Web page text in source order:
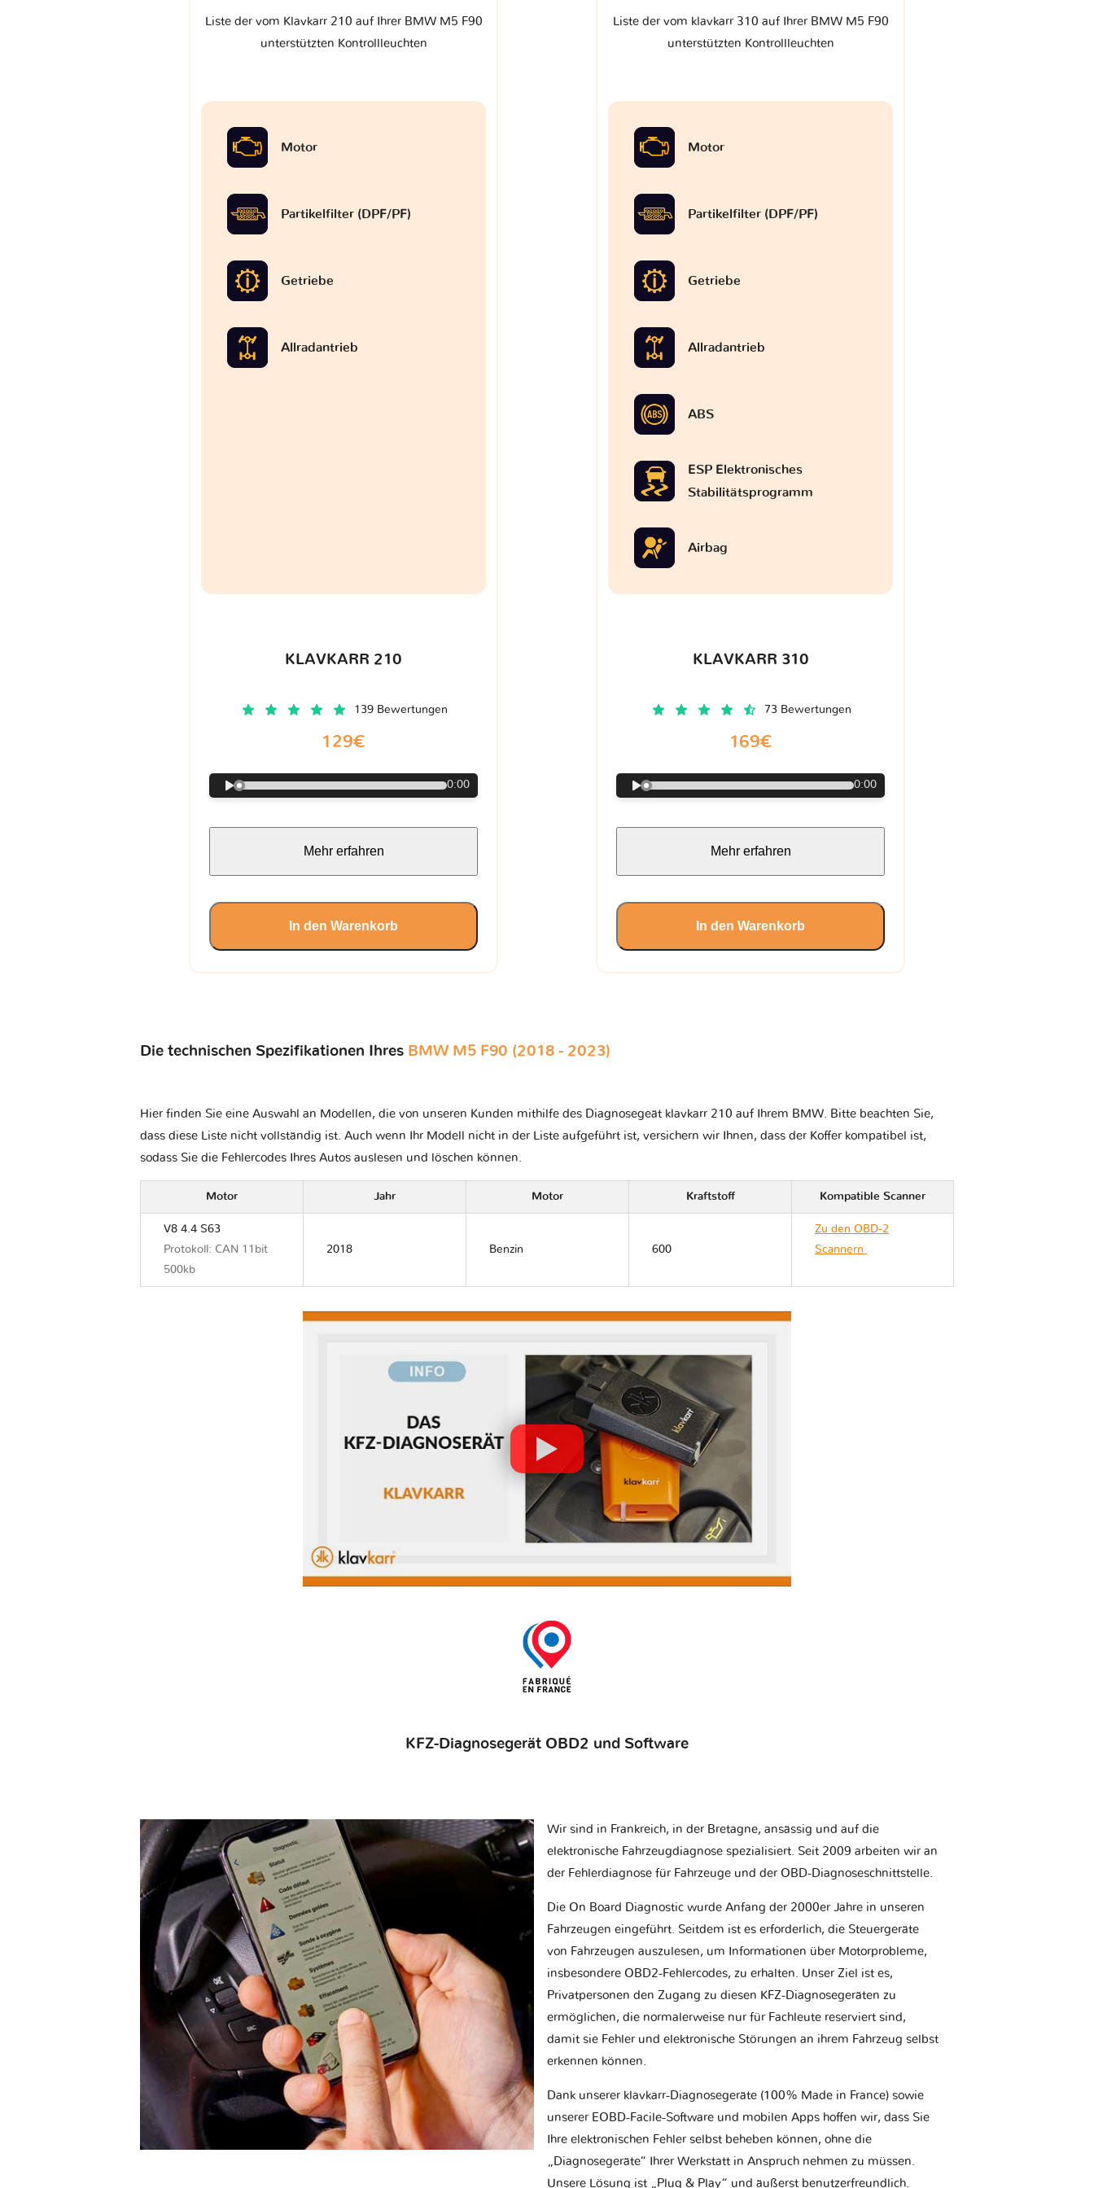
Liste der vom Klavkarr 210 auf Ihrer BMW M5 F90
unterstützten Kontrollleuchten
Motor
Partikelfilter (DPF/PF)
Getriebe
Allradantrieb
KLAVKARR 210
139 Bewertungen
129€
0:00
Mehr erfahren
In den Warenkorb
Liste der vom klavkarr 310 auf Ihrer BMW M5 F90
unterstützten Kontrollleuchten
Motor
Partikelfilter (DPF/PF)
Getriebe
Allradantrieb
ABS
ESP Elektronisches
Stabilitätsprogramm
Airbag
KLAVKARR 310
73 Bewertungen
169€
0:00
Mehr erfahren
In den Warenkorb
Die technischen Spezifikationen Ihres BMW M5 F90 (2018 - 2023)
Hier finden Sie eine Auswahl an Modellen, die von unseren Kunden mithilfe des Diagnosegeät klavkarr 210 auf Ihrem BMW. Bitte beachten Sie,
dass diese Liste nicht vollständig ist. Auch wenn Ihr Modell nicht in der Liste aufgeführt ist, versichern wir Ihnen, dass der Koffer kompatibel ist,
sodass Sie die Fehlercodes Ihres Autos auslesen und löschen können.
Motor Jahr Motor Kraftstoff Kompatible Scanner
V8 4.4 S63
Protokoll: CAN 11bit
500kb
2018 Benzin 600
Zu den OBD-2
Scannern
KFZ-Diagnosegerät OBD2 und Software
Wir sind in Frankreich, in der Bretagne, ansässig und auf die
elektronische Fahrzeugdiagnose spezialisiert. Seit 2009 arbeiten wir an
der Fehlerdiagnose für Fahrzeuge und der OBD-Diagnoseschnittstelle.
Die On Board Diagnostic wurde Anfang der 2000er Jahre in unseren
Fahrzeugen eingeführt. Seitdem ist es erforderlich, die Steuergeräte
von Fahrzeugen auszulesen, um Informationen über Motorprobleme,
insbesondere OBD2-Fehlercodes, zu erhalten. Unser Ziel ist es,
Privatpersonen den Zugang zu diesen KFZ-Diagnosegeräten zu
ermöglichen, die normalerweise nur für Fachleute reserviert sind,
damit sie Fehler und elektronische Störungen an ihrem Fahrzeug selbst
erkennen können.
Dank unserer klavkarr-Diagnosegeräte (100% Made in France) sowie
unserer EOBD-Facile-Software und mobilen Apps hoffen wir, dass Sie
Ihre elektronischen Fehler selbst beheben können, ohne die
„Diagnosegeräte“ Ihrer Werkstatt in Anspruch nehmen zu müssen.
Unsere Lösung ist „Plug & Play“ und äußerst benutzerfreundlich.